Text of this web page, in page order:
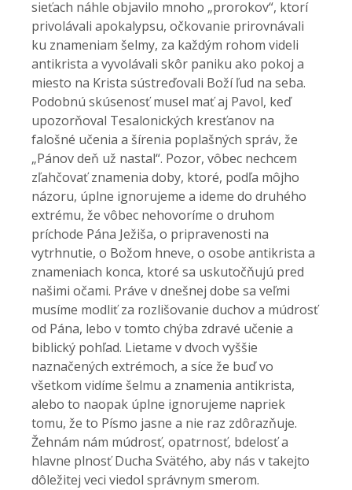
sieťach náhle objavilo mnoho „prorokov“, ktorí
privolávali apokalypsu, očkovanie prirovnávali
ku znameniam šelmy, za každým rohom videli
antikrista a vyvolávali skôr paniku ako pokoj a
miesto na Krista sústreďovali Boží ľud na seba.
Podobnú skúsenosť musel mať aj Pavol, keď
upozorňoval Tesalonických kresťanov na
falošné učenia a šírenia poplašných správ, že
„Pánov deň už nastal“. Pozor, vôbec nechcem
zľahčovať znamenia doby, ktoré, podľa môjho
názoru, úplne ignorujeme a ideme do druhého
extrému, že vôbec nehovoríme o druhom
príchode Pána Ježiša, o pripravenosti na
vytrhnutie, o Božom hneve, o osobe antikrista a
znameniach konca, ktoré sa uskutočňujú pred
našimi očami. Práve v dnešnej dobe sa veľmi
musíme modliť za rozlišovanie duchov a múdrosť
od Pána, lebo v tomto chýba zdravé učenie a
biblický pohľad. Lietame v dvoch vyššie
naznačených extrémoch, a síce že buď vo
všetkom vidíme šelmu a znamenia antikrista,
alebo to naopak úplne ignorujeme napriek
tomu, že to Písmo jasne a nie raz zdôrazňuje.
Žehnám nám múdrosť, opatrnosť, bdelosť a
hlavne plnosť Ducha Svätého, aby nás v takejto
dôležitej veci viedol správnym smerom.